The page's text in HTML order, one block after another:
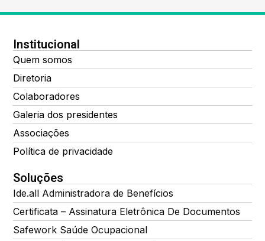
Institucional
Quem somos
Diretoria
Colaboradores
Galeria dos presidentes
Associações
Política de privacidade
Soluções
Ide.all Administradora de Benefícios
Certificata – Assinatura Eletrônica De Documentos
Safework Saúde Ocupacional